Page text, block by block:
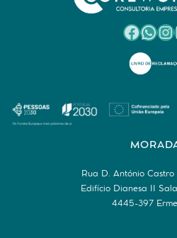
Rua D. António Castro
Edifício Dianesa II
4445-397